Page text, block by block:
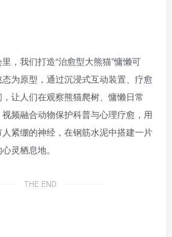
，我们打造“治愈型大熊猫”慵懒可
为原型，通过沉浸式互动装置、疗愈
让人们在观察熊猫爬树、慵懒日常
频融合动物保护科普与心理疗愈，用
紧绷的神经，在钢筋水泥中搭建一片
灵栖息地。
THE END